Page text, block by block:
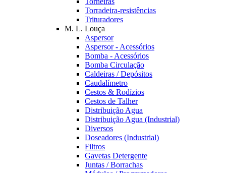
Torradeira-resistências
Trituradores
M. L. Louça
Aspersor
Aspersor - Acessórios
Bomba - Acessórios
Bomba Circulação
Caldeiras / Depósitos
Caudalímetro
Cestos & Rodízios
Cestos de Talher
Distribuição Agua
Distribuição Agua (Industrial)
Diversos
Doseadores (Industrial)
Filtros
Gavetas Detergente
Juntas / Borrachas